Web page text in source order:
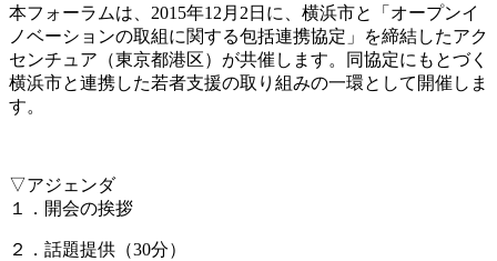
本フォーラムは、2015年12月2日に、横浜市と「オープンイ
ノベーションの取組に関する包括連携協定」を締結したアク
センチュア（東京都港区）が共催します。同協定にもとづく
横浜市と連携した若者支援の取り組みの一環として開催しま
す。
▽アジェンダ
１．開会の挨拶
２．話題提供（30分）